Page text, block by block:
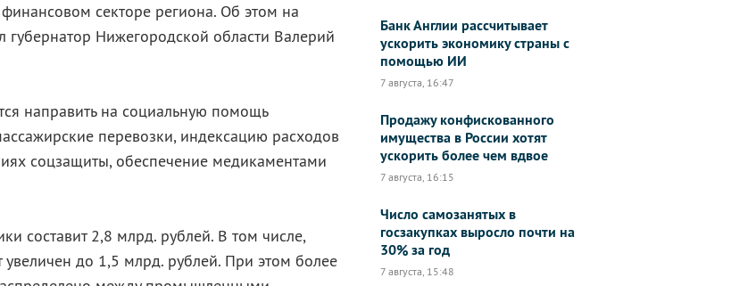
секторе региона. Об этом на
Нижегородской области Валерий
направить на социальную помощь
перевозки, индексацию расходов
соцзащиты, обеспечение медикаментами
составит 2,8 млрд. рублей. В том числе,
увеличен до 1,5 млрд. рублей. При этом более
Банк Англии рассчитывает
ускорить экономику страны с
помощью ИИ
7 августа, 16:47
Продажу конфискованного
имущества в России хотят
ускорить более чем вдвое
7 августа, 16:15
Число самозанятых в
госзакупках выросло почти на
30% за год
7 августа, 15:48